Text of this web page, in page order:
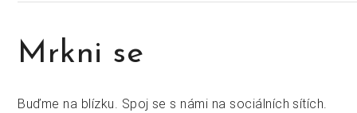
Mrkni se
Buďme na blízku. Spoj se s námi na sociálních sítích.